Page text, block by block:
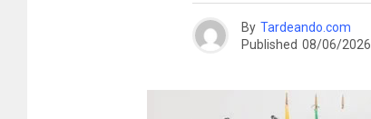
By Tardeando.com
Published 08/06/2026